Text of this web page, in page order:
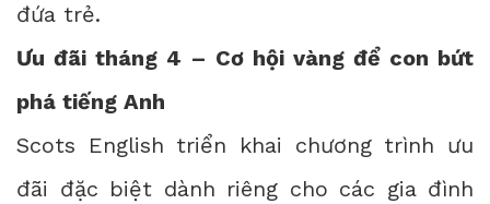
đứa trẻ.
Ưu đãi tháng 4 – Cơ hội vàng để con bứt
phá tiếng Anh
Scots English triển khai chương trình ưu
đãi đặc biệt dành riêng cho các gia đình